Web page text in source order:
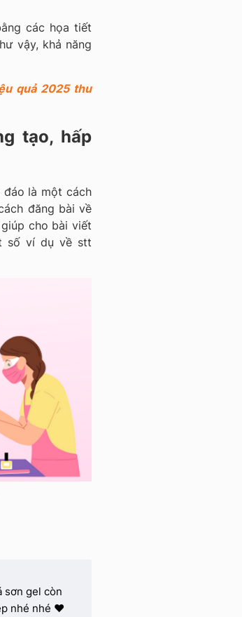
các họa tiết
vậy, khả năng
quả 2025 thu
tạo, hấp
là một cách
đăng bài về
cho bài viết
số ví dụ về stt
sơn gel còn
nhé nhé ❤️